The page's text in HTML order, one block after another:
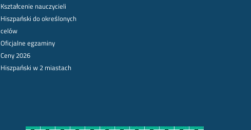
Kształcenie nauczycieli
Hiszpański do określonych
celów
Oficjalne egzaminy
Ceny 2026
Hiszpański w 2 miastach